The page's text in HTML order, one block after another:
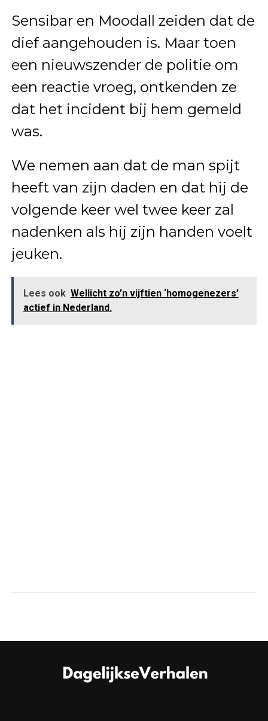
Sensibar en Moodall zeiden dat de
dief aangehouden is. Maar toen
een nieuwszender de politie om
een reactie vroeg, ontkenden ze
dat het incident bij hem gemeld
was.
We nemen aan dat de man spijt
heeft van zijn daden en dat hij de
volgende keer wel twee keer zal
nadenken als hij zijn handen voelt
jeuken.
Lees ook Wellicht zo’n vijftien ‘homogenezers’
actief in Nederland.